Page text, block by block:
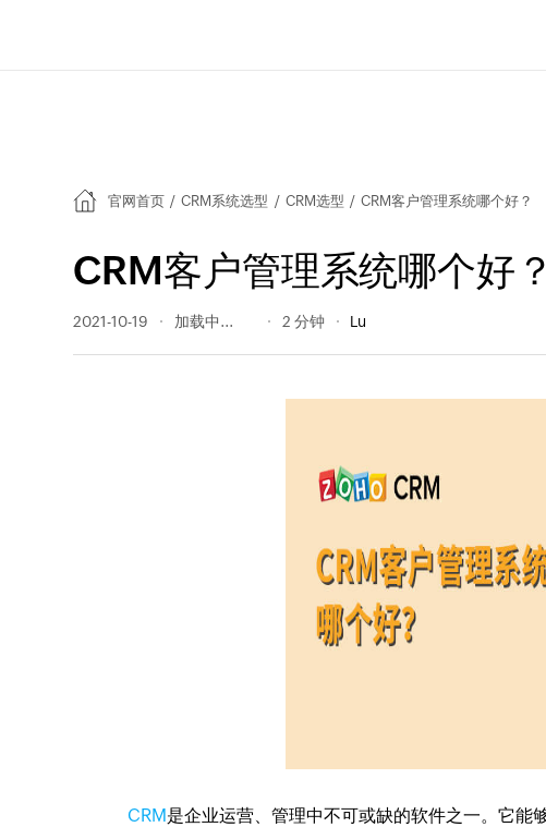
官网首页 / CRM系统选型 / CRM选型 / CRM客户管理系统哪个好？
CRM客户管理系统哪个好？
2021-10-19 1091 阅读量 2 分钟 Lu
CRM是企业运营、管理中不可或缺的软件之一。它能